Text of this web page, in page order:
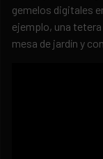
gemelos digitales
ejemplo, una
mesa de jardín y